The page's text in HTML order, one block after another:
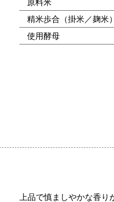
原料米
精米歩合（掛米／麹米）
使用酵母
上品で慎ましやかな香り